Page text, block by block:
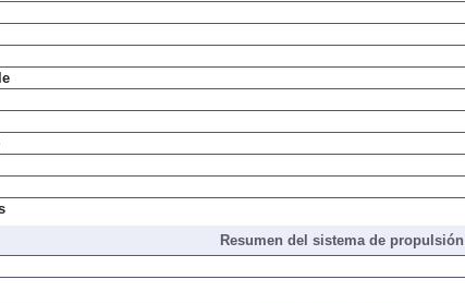
Resumen del sistema de propulsión